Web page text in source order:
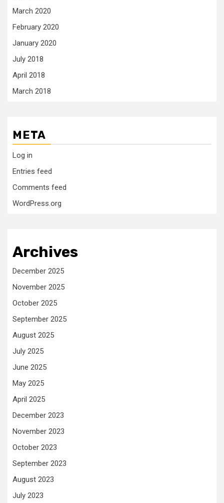
March 2020
February 2020
January 2020
July 2018
April 2018
March 2018
META
Log in
Entries feed
Comments feed
WordPress.org
Archives
December 2025
November 2025
October 2025
September 2025
August 2025
July 2025
June 2025
May 2025
April 2025
December 2023
November 2023
October 2023
September 2023
August 2023
July 2023